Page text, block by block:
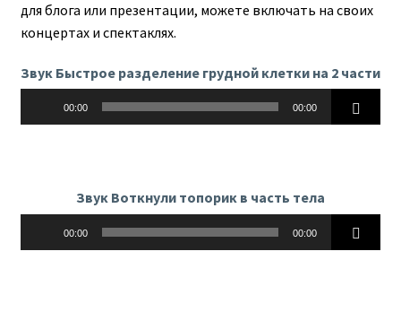
для блога или презентации, можете включать на своих
концертах и спектаклях.
Звук Быстрое разделение грудной клетки на 2 части
00:00 00:00
Звук Воткнули топорик в часть тела
00:00 00:00